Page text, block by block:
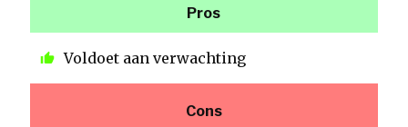
Pros
Voldoet aan verwachting
Cons